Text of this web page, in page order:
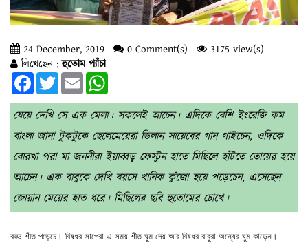
24 December, 2019 0 Comment(s)
3175 view(s)
লিখেছেন :হুতোম প্যাঁচা
FacebookTwitterEmail
যেয়ে দেখি সে এক মেলা। সকলেই আচেন। এদিকে বেশি ইংরেজি কম
বাংলা জানা টুকটুকে ছেলেমেয়েরা ডিলান সায়েবের গান গাইচেন, ওদিকে
বোরখা পরা মা জননীরা ইয়াব্বড় ফেস্টুন হাতে মিছিলে হাঁটতে তোয়ের হয়ে
আচেন। এক বাবুকে দেখি বয়সে খানিক কুঁজো হয়ে পড়েচেন, এসেছেন
জোয়ান মেয়ের হাত ধরে। মিছিলের ছবি হুতোমের চোখে।
বড্ড শীত পড়েচে। বিষধর সাপেরা এ সময় শীত ঘুম দেয় আর বিষধর বাবুরা অন্যের ঘুম কাড়েন।